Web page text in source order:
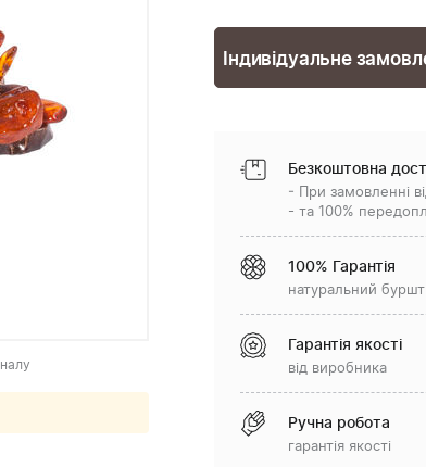
Індивідуальне
Безкоштовна
- При замовленні
- та 100%
100% Гарантія
натуральний
Гарантія якості
від виробника
Ручна робота
гарантія якості